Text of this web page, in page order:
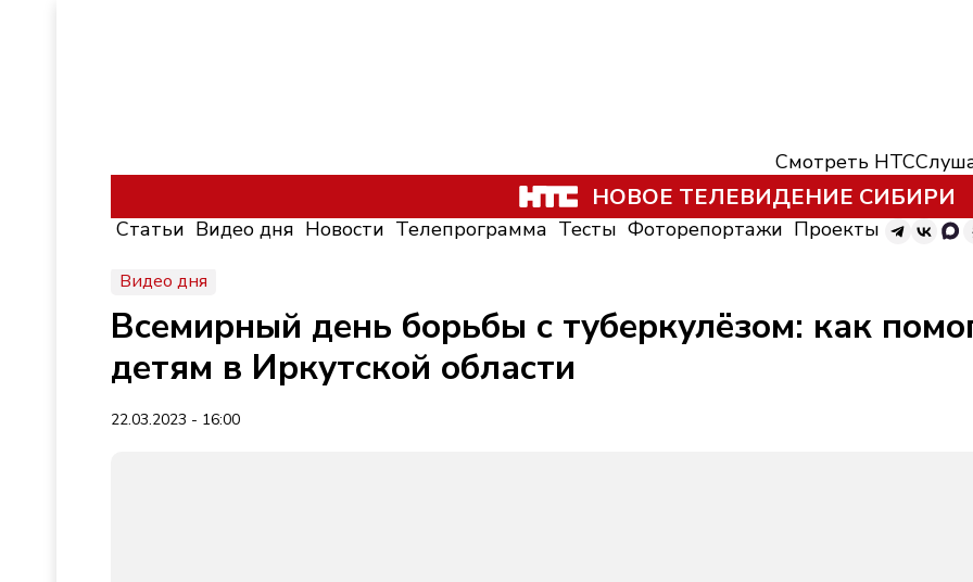
Смотреть НТС
НОВОЕ ТЕЛЕВИДЕНИЕ СИБИРИ
Статьи Видео дня Новости Телепрограмма Тесты Фоторепортажи Проекты
Видео дня
Всемирный день борьбы с туберкулёзом: как
детям в Иркутской области
22.03.2023 - 16:00